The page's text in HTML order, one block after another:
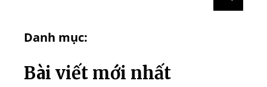
Danh mục:
Bài viết mới nhất